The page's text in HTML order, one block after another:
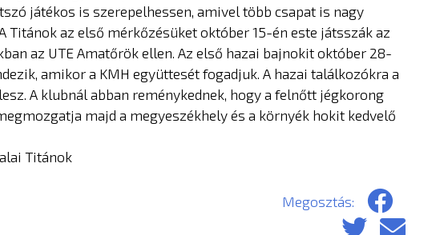
játékos is szerepelhessen, amivel több csapat is nagy
Titánok az első mérkőzésüket október 15-én este játsszák az
az UTE Amatőrök ellen. Az első hazai bajnokit október 28-
amikor a KMH együttesét fogadjuk. A hazai találkozókra a
A klubnál abban reménykednek, hogy a felnőtt jégkorong
majd a megyeszékhely és a környék hokit kedvelő
Titánok
Megosztás: